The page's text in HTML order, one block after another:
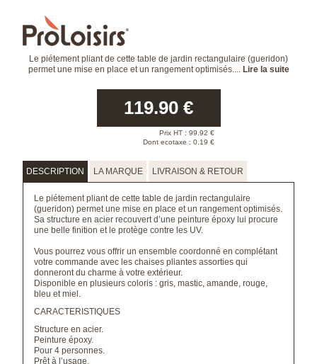
Le piétement pliant de cette table de jardin rectangulaire (gueridon)
permet une mise en place et un rangement optimisés.... Lire la suite
119.90 €
Prix HT : 99.92 €
Dont ecotaxe : 0.19 €
DESCRIPTION LA MARQUE LIVRAISON & RETOUR
Le piétement pliant de cette table de jardin rectangulaire
(gueridon) permet une mise en place et un rangement optimisés.
Sa structure en acier recouvert d’une peinture époxy lui procure
une belle finition et le protège contre les UV.
Vous pourrez vous offrir un ensemble coordonné en complétant
votre commande avec les chaises pliantes assorties qui
donneront du charme à votre extérieur.
Disponible en plusieurs coloris : gris, mastic, amande, rouge,
bleu et miel.
CARACTERISTIQUES
Structure en acier.
Peinture époxy.
Pour 4 personnes.
Prêt à l’usage.